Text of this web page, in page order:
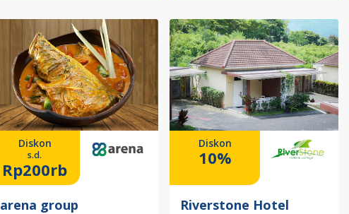
Diskon
s.d.
Rp200rb
arena group
Diskon
10%
Riverstone Hotel